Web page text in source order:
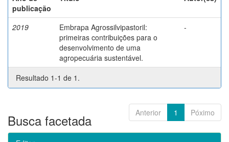
publicação
2019
Embrapa Agrossilvipastoril:
primeiras contribuições para o
desenvolvimento de uma
agropecuária sustentável.
-
Resultado 1-1 de 1.
Anterior 1 Póximo
Busca facetada